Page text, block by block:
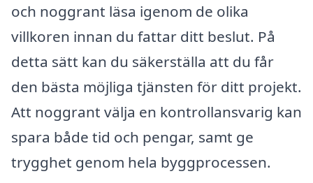
och noggrant läsa igenom de olika
villkoren innan du fattar ditt beslut. På
detta sätt kan du säkerställa att du får
den bästa möjliga tjänsten för ditt projekt.
Att noggrant välja en kontrollansvarig kan
spara både tid och pengar, samt ge
trygghet genom hela byggprocessen.